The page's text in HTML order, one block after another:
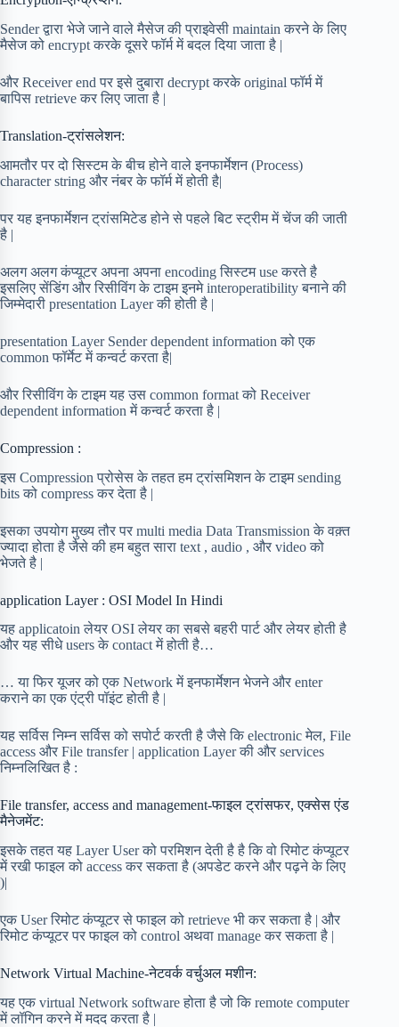
Sender द्वारा भेजे जाने वाले मैसेज की प्राइवेसी maintain करने के लिए
मैसेज को encrypt करके दूसरे फॉर्म में बदल दिया जाता है |
और Receiver end पर इसे दुबारा decrypt करके original फॉर्म में
बापिस retrieve कर लिए जाता है |
Translation-ट्रांसलेशन:
आमतौर पर दो सिस्टम के बीच होने वाले इनफार्मेशन (Process)
character string और नंबर के फॉर्म में होती है|
पर यह इनफार्मेशन ट्रांसमिटेड होने से पहले बिट स्ट्रीम में चेंज की जाती
है |
अलग अलग कंप्यूटर अपना अपना encoding सिस्टम use करते है
इसलिए सेंडिंग और रिसीविंग के टाइम इनमे interoperatibility बनाने की
जिम्मेदारी presentation Layer की होती है |
presentation Layer Sender dependent information को एक
common फॉर्मेट में कन्वर्ट करता है|
और रिसीविंग के टाइम यह उस common format को Receiver
dependent information में कन्वर्ट करता है |
Compression :
इस Compression प्रोसेस के तहत हम ट्रांसमिशन के टाइम sending
bits को compress कर देता है |
इसका उपयोग मुख्य तौर पर multi media Data Transmission के वक़्त
ज्यादा होता है जैसे की हम बहुत सारा text , audio , और video को
भेजते है |
application Layer : OSI Model In Hindi
यह applicatoin लेयर OSI लेयर का सबसे बहरी पार्ट और लेयर होती है
और यह सीधे users के contact में होती है…
… या फिर यूजर को एक Network में इनफार्मेशन भेजने और enter
कराने का एक एंट्री पॉइंट होती है |
यह सर्विस निम्न सर्विस को सपोर्ट करती है जैसे कि electronic मेल, File
access और File transfer | application Layer की और services
निम्नलिखित है :
File transfer, access and management-फाइल ट्रांसफर, एक्सेस एंड
मैनेजमेंट:
इसके तहत यह Layer User को परमिशन देती है है कि वो रिमोट कंप्यूटर
में रखी फाइल को access कर सकता है (अपडेट करने और पढ़ने के लिए
)|
एक User रिमोट कंप्यूटर से फाइल को retrieve भी कर सकता है | और
रिमोट कंप्यूटर पर फाइल को control अथवा manage कर सकता है |
Network Virtual Machine-नेटवर्क वर्चुअल मशीन:
यह एक virtual Network software होता है जो कि remote computer
में लॉगिन करने में मदद करता है |